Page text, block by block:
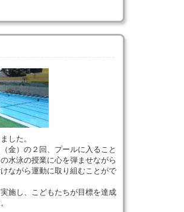
した。
金）の２回、プールに入ること
水泳の授業に心を弾ませながら
ながら運動に取り組むことがで
施し、こどもたちが目標を達成